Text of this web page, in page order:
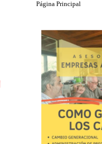
Página Principal